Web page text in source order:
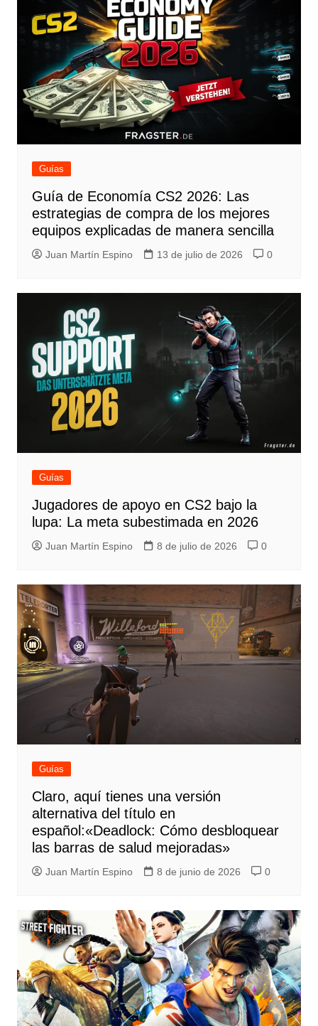
Guías
Guía de Economía CS2 2026: Las
estrategias de compra de los mejores
equipos explicadas de manera sencilla
Juan Martín Espino 13 de julio de 2026 0
Guías
Jugadores de apoyo en CS2 bajo la
lupa: La meta subestimada en 2026
Juan Martín Espino 8 de julio de 2026 0
Guías
Claro, aquí tienes una versión
alternativa del título en
español:«Deadlock: Cómo desbloquear
las barras de salud mejoradas»
Juan Martín Espino 8 de junio de 2026 0